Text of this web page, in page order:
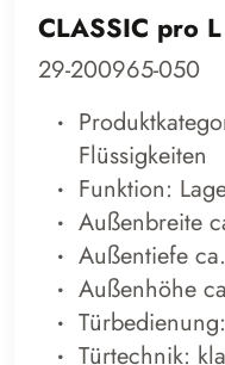
CLASSIC pro L
29-200965-050
Flüssigkeiten
Funktion:
Außenbreite
Außentiefe
Außenhöhe
Türtechnik: